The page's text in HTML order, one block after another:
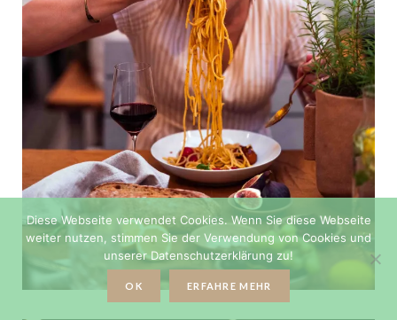
Diese Webseite verwendet Cookies. Wenn Sie diese Webseite
weiter nutzen, stimmen Sie der Verwendung von Cookies und
unserer Datenschutzerklärung zu!
OK ERFAHRE MEHR